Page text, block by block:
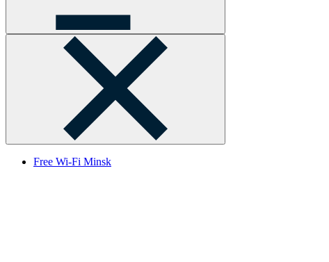
Free Wi-Fi Minsk